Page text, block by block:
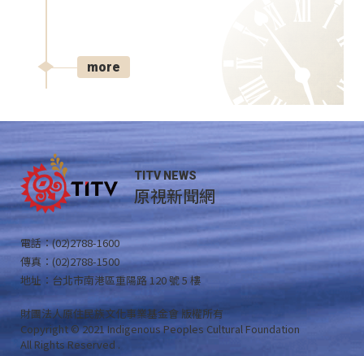
more
TITV NEWS
原視新聞網
電話：(02)2788-1600
傳真：(02)2788-1500
地址：台北市南港區重陽路 120 號 5 樓
財團法人原住民族文化事業基金會 版權所有
Copyright © 2021 Indigenous Peoples Cultural Foundation
All Rights Reserved .